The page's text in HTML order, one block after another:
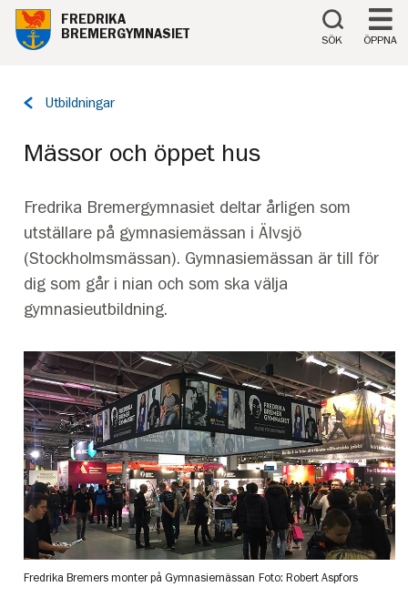
Till innehåll på sidan
FREDRIKA
BREMERGYMNASIET
SÖK ÖPPNA
Tillbaka
Utbildningar
Mässor och öppet hus
Fredrika Bremergymnasiet deltar årligen som
utställare på gymnasiemässan i Älvsjö
(Stockholmsmässan). Gymnasiemässan är till för
dig som går i nian och som ska välja
gymnasieutbildning.
Fredrika Bremers monter på Gymnasiemässan Foto: Robert Aspfors